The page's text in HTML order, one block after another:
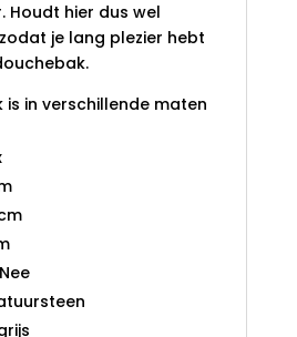
Houdt hier dus wel
je lang plezier hebt
is in verschillende maten